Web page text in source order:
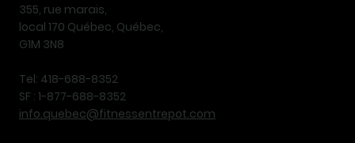
355, rue marais,
local 170 Québec, Québec,
G1M 3N8
Tel: 418-688-8352
SF : 1-877-688-8352
info.quebec@fitnessentrepot.com